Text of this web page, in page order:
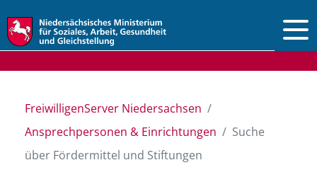
FreiwilligenServer Niedersachsen
Ansprechpersonen & Einrichtungen
Suche
über Fördermittel und Stiftungen